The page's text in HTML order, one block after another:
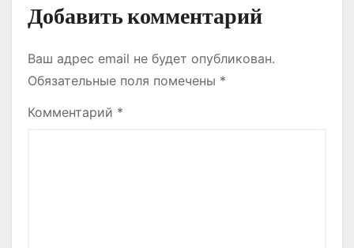
Добавить комментарий
Ваш адрес email не будет опубликован.
Обязательные поля помечены *
Комментарий *